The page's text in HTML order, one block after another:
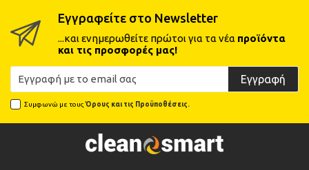
Εγγραφείτε στο Newsletter
...και ενημερωθείτε πρώτοι για τα νέα προϊόντα
και τις προσφορές μας!
Εγγραφή
Συμφωνώ με τουςΌρους και τις Προϋποθέσεις.